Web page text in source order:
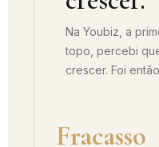
Na Youbiz, a
topo, percebi
crescer. Foi
Fracasso